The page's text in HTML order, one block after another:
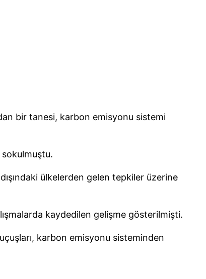
bir tanesi, karbon emisyonu sistemi
ülkelerden gelen tepkiler üzerine
kaydedilen gelişme gösterilmişti.
karbon emisyonu sisteminden